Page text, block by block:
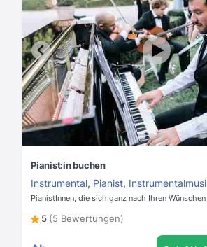
Pianist:in buchen
Instrumental, Pianist,
PianistInnen, die sich ganz nach Ihren
5 (5 Bewertungen)